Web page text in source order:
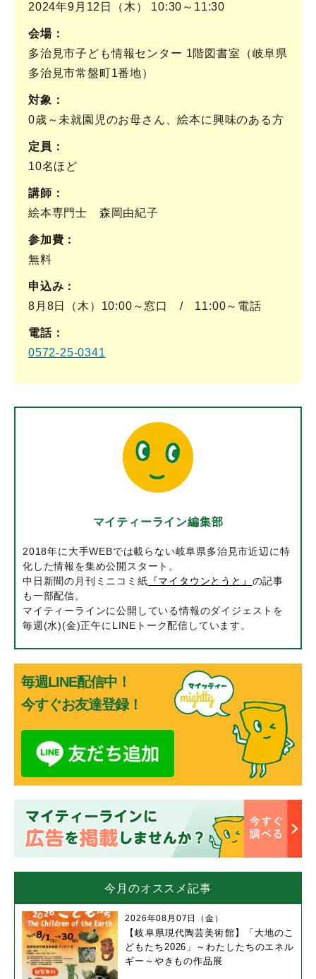
2024年9月12日（木） 10:30～11:30
会場
多治見市子ども情報センター 1階図書室（岐阜県
多治見市常盤町1番地）
対象
0歳～未就園児のお母さん、絵本に興味のある方
定員
10名ほど
講師
絵本専門士 森岡由紀子
参加費
無料
申込み
8月8日（木）10:00～窓口 / 11:00～電話
電話
0572-25-0341
マイティーライン編集部
2018年に大手WEBでは載らない岐阜県多治見市近辺に特
化した情報を集め公開スタート。
中日新聞の月刊ミニコミ紙 『マイタウンとうと』 の記事
も一部配信。
マイティーラインに公開している情報のダイジェストを
毎週(水)(金)正午にLINEトーク配信しています。
毎週LINE配信中！
今すぐお友達登録！
今月のオススメ記事
【岐阜県現代陶芸美術館】「大地のこ
どもたち2026」～わたしたちのエネル
ギー～やきもの作品展
2026年08月07日（金）